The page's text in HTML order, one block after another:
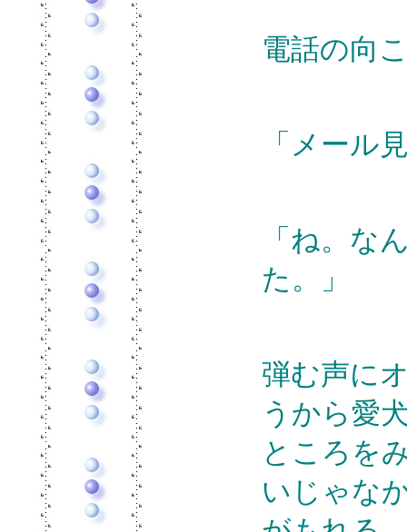
電話の向
「メール
「ね。な
た。」
弾む声に
うから愛
ところを
いじゃな